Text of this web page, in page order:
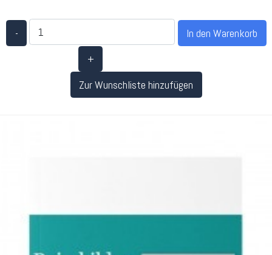
-
+
Zur Wunschliste hinzufügen